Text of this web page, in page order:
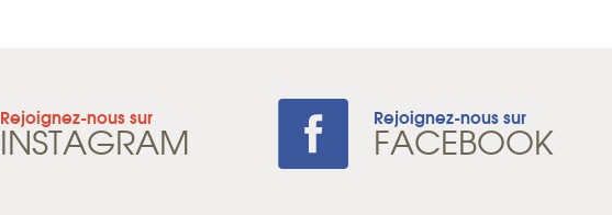
Rejoignez-nous sur
INSTAGRAM Rejoignez-nous sur
FACEBOOK